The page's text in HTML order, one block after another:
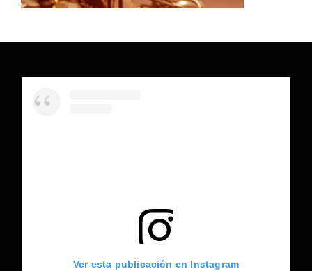
Ver esta publicación en Instagram